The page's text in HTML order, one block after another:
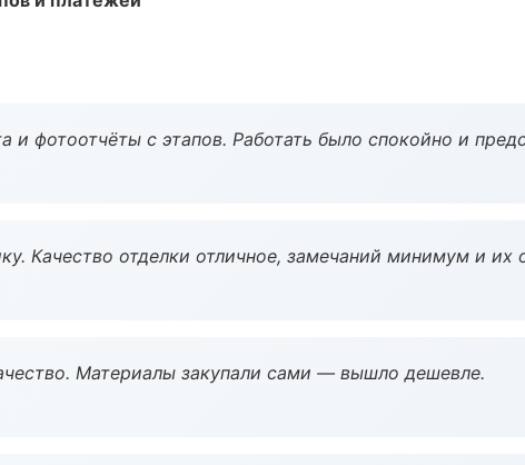
и фотоотчёты с этапов. Работать было спокойно и
Качество отделки отличное, замечаний минимум и их
Материалы закупали сами — вышло дешевле.